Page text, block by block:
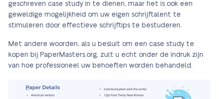
geschreven case study in te dienen, maar het is ook een
geweldige mogelijkheid om uw eigen schrijftalent te
stimuleren door effectieve schrijftips te bestuderen.
Met andere woorden, als u besluit om een case study te
kopen bij PaperMasters.org, zult u echt onder de indruk zijn
van hoe professioneel uw behoeften worden behandeld.